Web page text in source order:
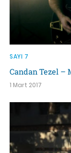
SAYI 7
Candan Tezel –
1 Mart 2017